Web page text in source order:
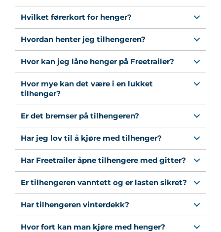
Hvilket førerkort for henger?
Hvordan henter jeg tilhengeren?
Hvor kan jeg låne henger på Freetrailer?
Hvor mye kan det være i en lukket
tilhenger?
Er det bremser på tilhengeren?
Har jeg lov til å kjøre med tilhenger?
Har Freetrailer åpne tilhengere med gitter?
Er tilhengeren vanntett og er lasten sikret?
Har tilhengeren vinterdekk?
Hvor fort kan man kjøre med henger?